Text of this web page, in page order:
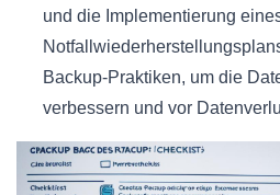
und die Implementierung
Backup-Praktiken, um die
verbessern und vor